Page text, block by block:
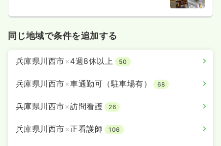
同じ地域で条件を追加する
兵庫県川西市×4週8休以上 50
兵庫県川西市×車通勤可（駐車場有） 68
兵庫県川西市×訪問看護 26
兵庫県川西市×正看護師 106